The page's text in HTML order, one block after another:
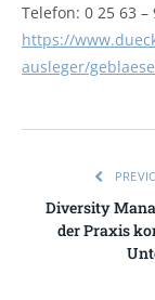
Telefon: 0 25 63 –
https://
ausleger/
Diversity
der Praxis